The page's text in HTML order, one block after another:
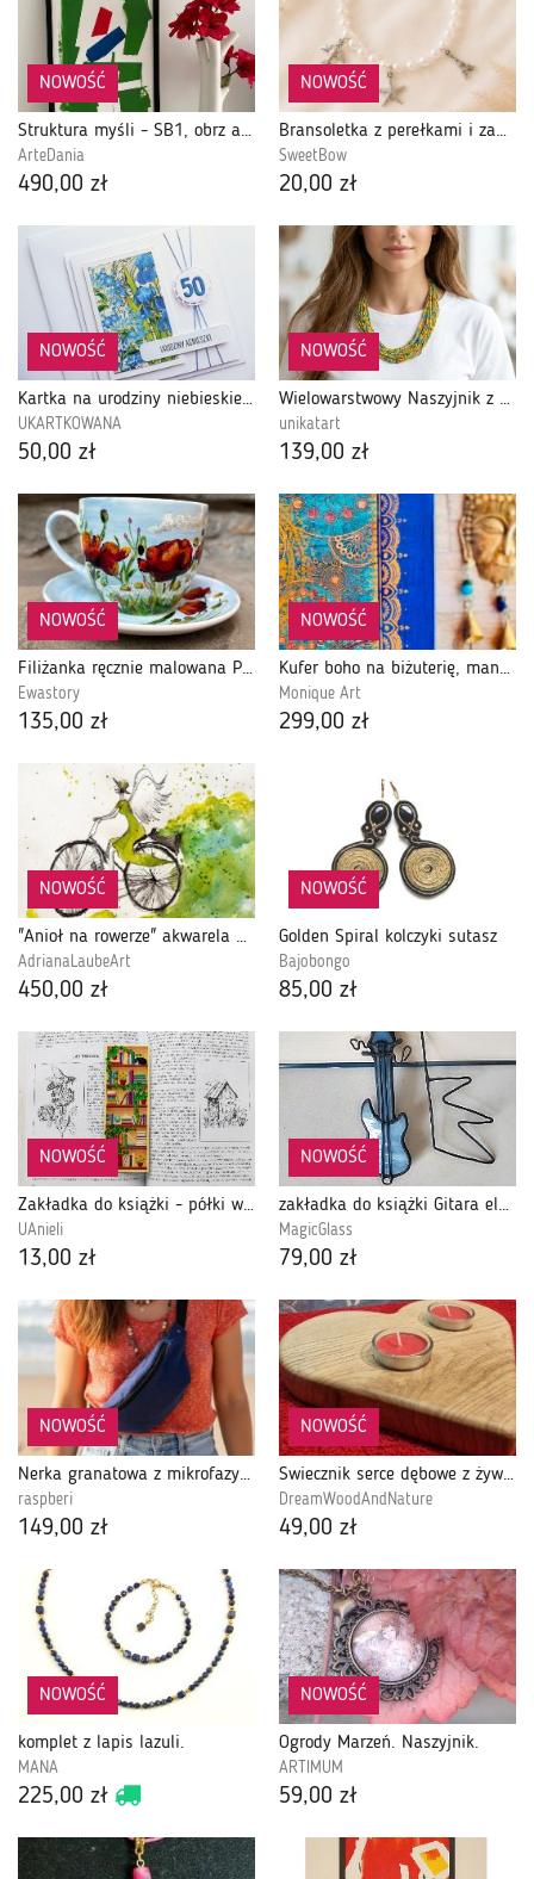
NOWOŚĆ
Struktura myśli - SB1, obrz akrylowy na płótnie
ArteDania
490,00 zł
NOWOŚĆ
Bransoletka z perełkami i zawieszkami
SweetBow
20,00 zł
NOWOŚĆ
Kartka na urodziny niebieskie kwiaty z liczbą
UKARTKOWANA
50,00 zł
NOWOŚĆ
Wielowarstwowy Naszyjnik z Drobnych Koralików - Żywe Kolory (Żółty, Niebieski, Pomarańczowy)
unikatart
139,00 zł
NOWOŚĆ
Filiżanka ręcznie malowana Polne kwiaty
Ewastory
135,00 zł
NOWOŚĆ
Kufer boho na biżuterię, mandala, złote dodatki, prezent
Monique Art
299,00 zł
NOWOŚĆ
"Anioł na rowerze" akwarela artystki Adriany Laube
AdrianaLaubeArt
450,00 zł
NOWOŚĆ
Golden Spiral kolczyki sutasz
Bajobongo
85,00 zł
NOWOŚĆ
Zakładka do książki - półki wypełnione książkami
UAnieli
13,00 zł
NOWOŚĆ
zakładka do książki Gitara elektryczna , witraż
MagicGlass
79,00 zł
NOWOŚĆ
Nerka granatowa z mikrofazy Raspberi – ręcznie szyta saszetka na pas i przez ramię
raspberi
149,00 zł
NOWOŚĆ
Świecznik serce dębowe z żywicą, Dija No. 2
DreamWoodAndNature
49,00 zł
NOWOŚĆ
komplet z lapis lazuli.
MANA
225,00 zł
NOWOŚĆ
Ogrody Marzeń. Naszyjnik.
ARTIMUM
59,00 zł